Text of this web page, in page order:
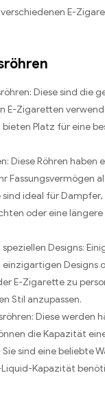
E-
Diese sind die
E-Zigaretten
bieten Platz für eine
Diese Röhren haben
Fassungsvermögen
sind ideal für
oder eine
Designs:
Designs
E-Zigarette zu
Stil anzupassen.
Diese werden
die Kapazität
Sie sind eine beliebte
Liquid-Kapazität